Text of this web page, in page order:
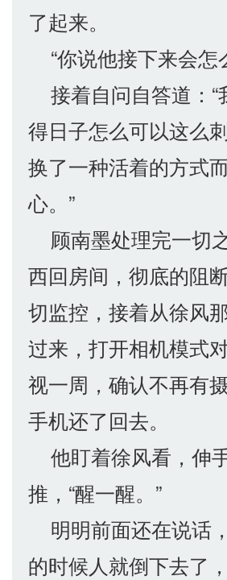
了起来。
“你说他接下来会怎
接着自问自答道：“
得日子怎么可以这么
换了一种活着的方式
心。”
顾南墨处理完一切
西回房间，彻底的阻
切监控，接着从徐风
过来，打开相机模式
视一周，确认不再有
手机还了回去。
他盯着徐风看，伸
推，“醒一醒。”
明明前面还在说话
的时候人就倒下去了